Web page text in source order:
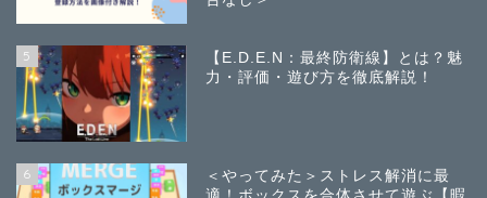
5
【E.D.E.N：最終防衛線】とは？魅
力・評価・遊び方を徹底解説！
6
＜やってみた＞ストレス解消に最